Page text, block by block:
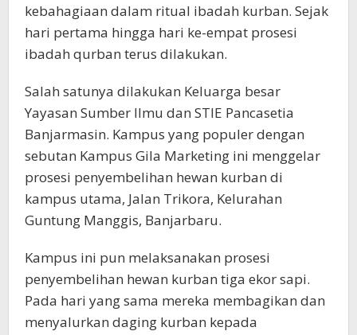
kebahagiaan dalam ritual ibadah kurban. Sejak
hari pertama hingga hari ke-empat prosesi
ibadah qurban terus dilakukan.
Salah satunya dilakukan Keluarga besar
Yayasan Sumber Ilmu dan STIE Pancasetia
Banjarmasin. Kampus yang populer dengan
sebutan Kampus Gila Marketing ini menggelar
prosesi penyembelihan hewan kurban di
kampus utama, Jalan Trikora, Kelurahan
Guntung Manggis, Banjarbaru.
Kampus ini pun melaksanakan prosesi
penyembelihan hewan kurban tiga ekor sapi.
Pada hari yang sama mereka membagikan dan
menyalurkan daging kurban kepada